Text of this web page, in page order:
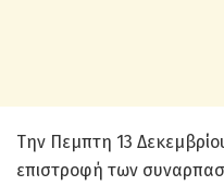
Tην Πεμπτη 13
επιστροφή των